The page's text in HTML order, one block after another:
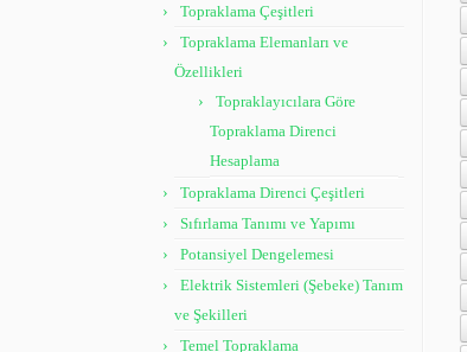
Topraklama Çeşitleri
Topraklama Elemanları ve
Özellikleri
Topraklayıcılara Göre
Topraklama Direnci
Hesaplama
Topraklama Direnci Çeşitleri
Sıfırlama Tanımı ve Yapımı
Potansiyel Dengelemesi
Elektrik Sistemleri (Şebeke) Tanım
ve Şekilleri
Temel Topraklama